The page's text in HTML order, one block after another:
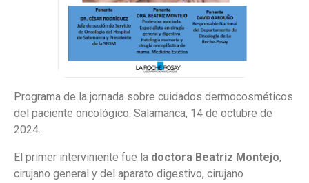
Programa de la jornada sobre cuidados dermocosméticos
del paciente oncológico. Salamanca, 14 de octubre de
2024.
El primer interviniente fue la doctora Beatriz Montejo,
cirujano general y del aparato digestivo, cirujano